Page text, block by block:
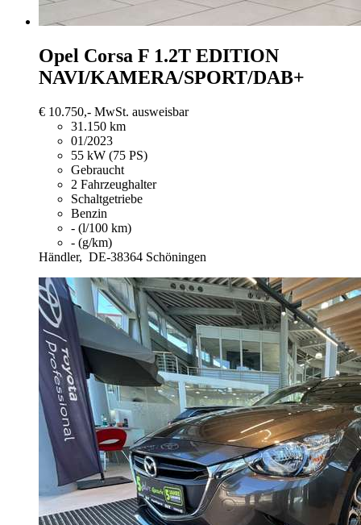
Opel Corsa F 1.2T EDITION
NAVI/KAMERA/SPORT/DAB+
€ 10.750,- MwSt. ausweisbar
31.150 km
01/2023
55 kW (75 PS)
Gebraucht
2 Fahrzeughalter
Schaltgetriebe
Benzin
- (l/100 km)
- (g/km)
Händler, DE-38364 Schöningen